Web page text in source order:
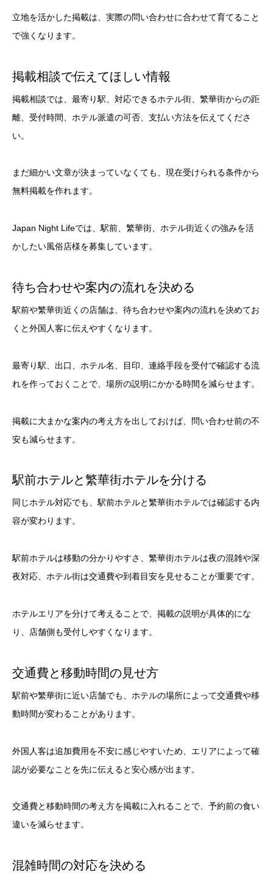
立地を活かした掲載は、実際の問い合わせに合わせて育てること
で強くなります。
掲載相談で伝えてほしい情報
掲載相談では、最寄り駅、対応できるホテル街、繁華街からの距
離、受付時間、ホテル派遣の可否、支払い方法を伝えてくださ
い。
まだ細かい文章が決まっていなくても、現在受けられる条件から
無料掲載を作れます。
Japan Night Lifeでは、駅前、繁華街、ホテル街近くの強みを活
かしたい風俗店様を募集しています。
待ち合わせや案内の流れを決める
駅前や繁華街近くの店舗は、待ち合わせや案内の流れを決めてお
くと外国人客に伝えやすくなります。
最寄り駅、出口、ホテル名、目印、連絡手段を受付で確認する流
れを作っておくことで、場所の説明にかかる時間を減らせます。
掲載に大まかな案内の考え方を出しておけば、問い合わせ前の不
安も減らせます。
駅前ホテルと繁華街ホテルを分ける
同じホテル対応でも、駅前ホテルと繁華街ホテルでは確認する内
容が変わります。
駅前ホテルは移動の分かりやすさ、繁華街ホテルは夜の混雑や深
夜対応、ホテル街は交通費や到着目安を見せることが重要です。
ホテルエリアを分けて考えることで、掲載の説明が具体的にな
り、店舗側も受付しやすくなります。
交通費と移動時間の見せ方
駅前や繁華街に近い店舗でも、ホテルの場所によって交通費や移
動時間が変わることがあります。
外国人客は追加費用を不安に感じやすいため、エリアによって確
認が必要なことを先に伝えると安心感が出ます。
交通費と移動時間の考え方を掲載に入れることで、予約前の食い
違いを減らせます。
混雑時間の対応を決める